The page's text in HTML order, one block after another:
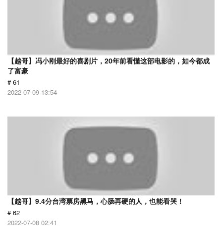
【越哥】冯小刚最好的喜剧片，20年前看懂这部电影的，如今都成
了富豪
# 61
2022-07-09 13:54
【越哥】9.4分台湾票房黑马，心肠再硬的人，也能看哭！
# 62
2022-07-08 02:41